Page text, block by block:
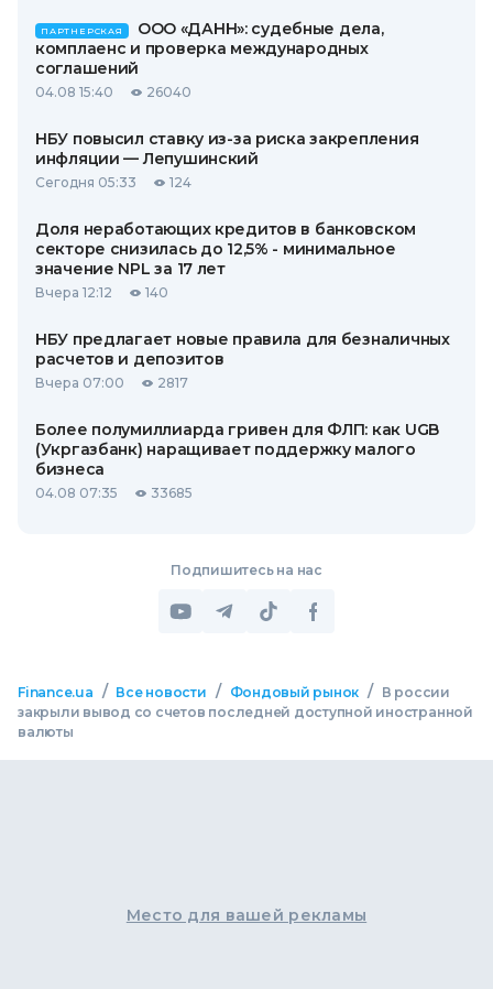
ПАРТНЕРСКАЯ
ООО «ДАНН»: судебные дела,
комплаенс и проверка международных
соглашений
04.08 15:40 26040
НБУ повысил ставку из-за риска закрепления
инфляции — Лепушинский
Сегодня 05:33 124
Доля неработающих кредитов в банковском
секторе снизилась до 12,5% - минимальное
значение NPL за 17 лет
Вчера 12:12 140
НБУ предлагает новые правила для безналичных
расчетов и депозитов
Вчера 07:00 2817
Более полумиллиарда гривен для ФЛП: как UGB
(Укргазбанк) наращивает поддержку малого
бизнеса
04.08 07:35 33685
Подпишитесь на нас
Finance.ua / Все новости / Фондовый рынок /
В россии
закрыли вывод со счетов последней доступной иностранной
валюты
Место для вашей рекламы